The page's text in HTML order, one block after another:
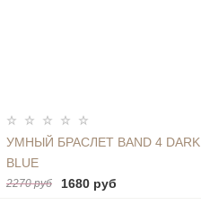
УМНЫЙ БРАСЛЕТ BAND 4 DARK
BLUE
2270 руб 1680 руб